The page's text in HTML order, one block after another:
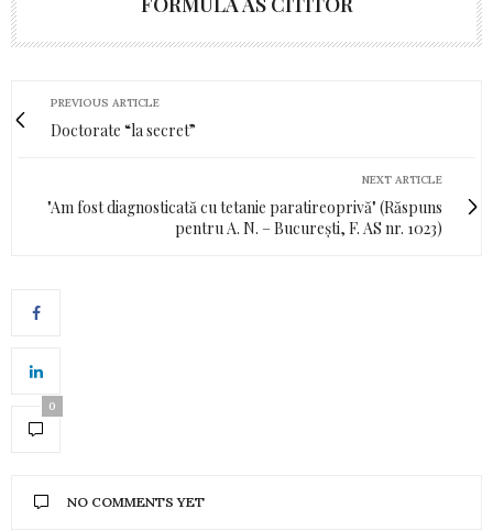
PREVIOUS ARTICLE
Doctorate “la secret”
NEXT ARTICLE
"Am fost diagnosticată cu tetanie paratireoprivă" (Răspuns
pentru A. N. – București, F. AS nr. 1023)
0
NO COMMENTS YET